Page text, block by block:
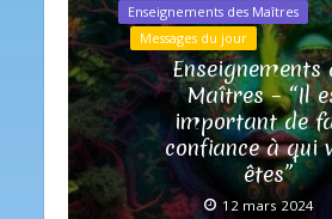
Enseignements des Maîtres
Messages du jour
Enseignements
Maîtres – “Il
important de
confiance à qui
êtes”
12 mars 2024